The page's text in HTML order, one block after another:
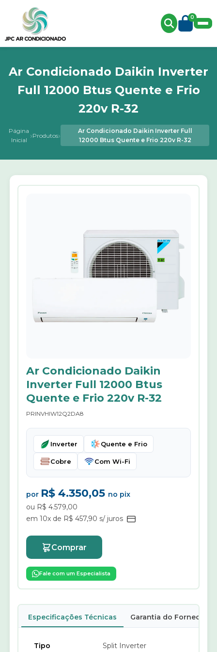
0
Ar Condicionado Daikin Inverter
Full 12000 Btus Quente e Frio
220v R-32
Página
Inicial ›Produtos›
Ar Condicionado Daikin Inverter Full
12000 Btus Quente e Frio 220v R-32
Ar Condicionado Daikin
Inverter Full 12000 Btus
Quente e Frio 220v R-32
PRINVHIW12Q2DA8
Inverter Quente e Frio
Cobre Com Wi-Fi
por R$ 4.350,05 no pix
ou R$ 4.579,00
em 10x de R$ 457,90 s/ juros
Comprar
Fale com um Especialista
Especificações Técnicas Garantia do Fornecedor
Tipo Split Inverter